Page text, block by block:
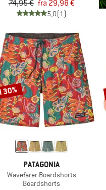
74,95 € fra 29,98 €
5,0(1)
PATAGONIA
Wavefarer Boardshorts
Boardshorts